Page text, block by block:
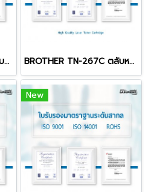
BROTHER TN-267BK ตลับหมึก สีดำ พิมพ์คมชัด สุดคุ้ม! BROTHER TN-267C ตลับหมึก สีฟ้า พิมพ์คมชัด สุดคุ้ม!
New